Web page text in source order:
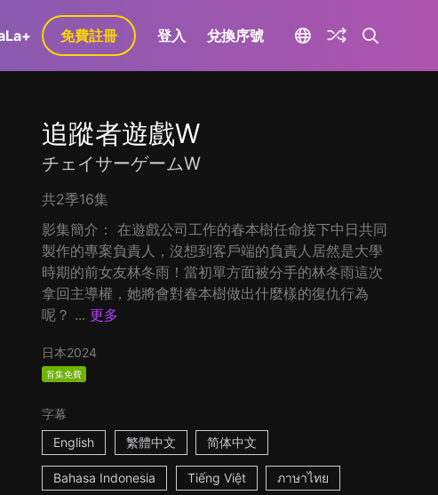
免費註冊 登入 兌換序號
追蹤者遊戲W
チェイサーゲームW
共2季16集
影集簡介： 在遊戲公司工作的春本樹任命接下中日共同
製作的專案負責人，沒想到客戶端的負責人居然是大學
時期的前女友林冬雨！當初單方面被分手的林冬雨這次
拿回主導權，她將會對春本樹做出什麼樣的復仇行為
呢？ ... 更多
日本2024
首集免費
字幕
English
繁體中文 简体中文
Bahasa Indonesia Tiếng Việt ภาษาไทย